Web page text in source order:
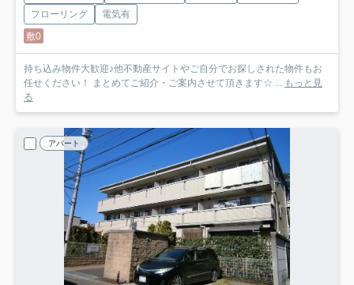
フローリング
電気有
敷0
持ち込み物件大歓迎♪他不動産サイトやご自分でお探しされた物件もお
任せください！ まとめてご紹介・ご案内させて頂きます☆ ...
もっと見
る
アパート